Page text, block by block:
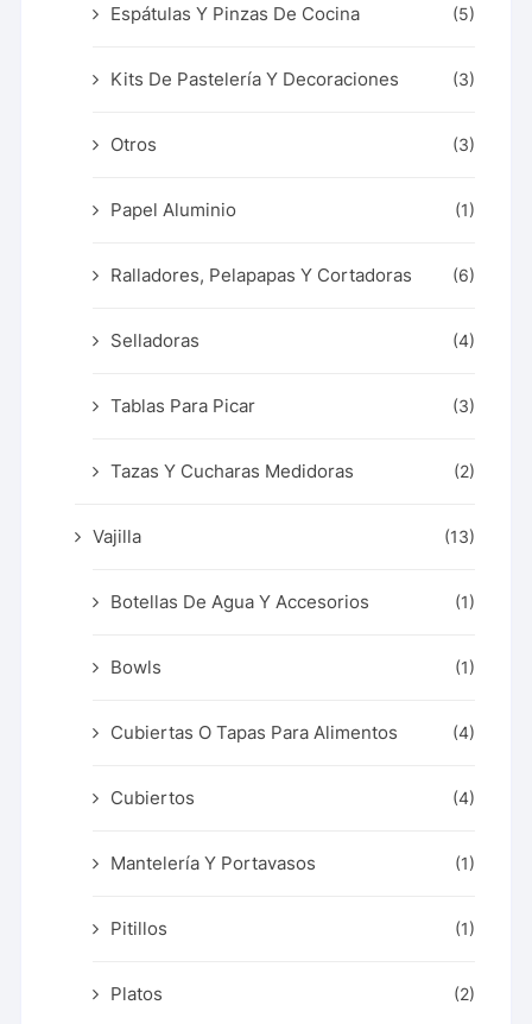
Espátulas Y Pinzas De Cocina (5)
Kits De Pastelería Y Decoraciones (3)
Otros (3)
Papel Aluminio (1)
Ralladores, Pelapapas Y Cortadoras (6)
Selladoras (4)
Tablas Para Picar (3)
Tazas Y Cucharas Medidoras (2)
Vajilla (13)
Botellas De Agua Y Accesorios (1)
Bowls (1)
Cubiertas O Tapas Para Alimentos (4)
Cubiertos (4)
Mantelería Y Portavasos (1)
Pitillos (1)
Platos (2)